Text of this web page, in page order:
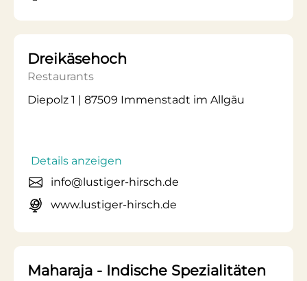
Dreikäsehoch
Restaurants
Diepolz 1 | 87509 Immenstadt im Allgäu
Details anzeigen
info@lustiger-hirsch.de
www.lustiger-hirsch.de
Maharaja - Indische Spezialitäten